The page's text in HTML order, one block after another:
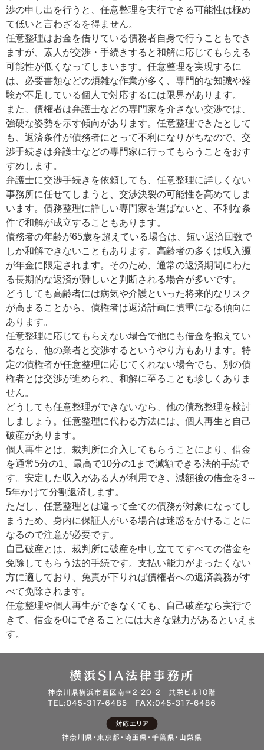
渉の申し出を行うと、任意整理を実行できる可能性は極め
て低いと言わざるを得ません。
任意整理はお金を借りている債務者自身で行うこともでき
ますが、素人が交渉・手続きすると和解に応じてもらえる
可能性が低くなってしまいます。任意整理を実現するに
は、必要書類などの煩雑な作業が多く、専門的な知識や経
験が不足している個人で対応するには限界があります。
また、債権者は弁護士などの専門家を介さない交渉では、
強硬な姿勢を示す傾向があります。任意整理できたとして
も、返済条件が債務者にとって不利になりがちなので、交
渉手続きは弁護士などの専門家に行ってもらうことをおす
すめします。
弁護士に交渉手続きを依頼しても、任意整理に詳しくない
事務所に任せてしまうと、交渉決裂の可能性を高めてしま
います。債務整理に詳しい専門家を選ばないと、不利な条
件で和解が成立することもあります。
債務者の年齢が65歳を超えている場合は、短い返済回数で
しか和解できないこともあります。高齢者の多くは収入源
が年金に限定されます。そのため、通常の返済期間にわた
る長期的な返済が難しいと判断される場合が多いです。
どうしても高齢者には病気や介護といった将来的なリスク
が高まることから、債権者は返済計画に慎重になる傾向に
あります。
任意整理に応じてもらえない場合で他にも借金を抱えてい
るなら、他の業者と交渉するというやり方もあります。特
定の債権者が任意整理に応じてくれない場合でも、別の債
権者とは交渉が進められ、和解に至ることも珍しくありま
せん。
どうしても任意整理ができないなら、他の債務整理を検討
しましょう。任意整理に代わる方法には、個人再生と自己
破産があります。
個人再生とは、裁判所に介入してもらうことにより、借金
を通常5分の1、最高で10分の1まで減額できる法的手続で
す。安定した収入がある人が利用でき、減額後の借金を3～
5年かけて分割返済します。
ただし、任意整理とは違って全ての債務が対象になってし
まうため、身内に保証人がいる場合は迷惑をかけることに
なるので注意が必要です。
自己破産とは、裁判所に破産を申し立ててすべての借金を
免除してもらう法的手続です。支払い能力がまったくない
方に適しており、免責が下りれば債権者への返済義務がす
べて免除されます。
任意整理や個人再生ができなくても、自己破産なら実行で
きて、借金を0にできることには大きな魅力があるといえま
す。